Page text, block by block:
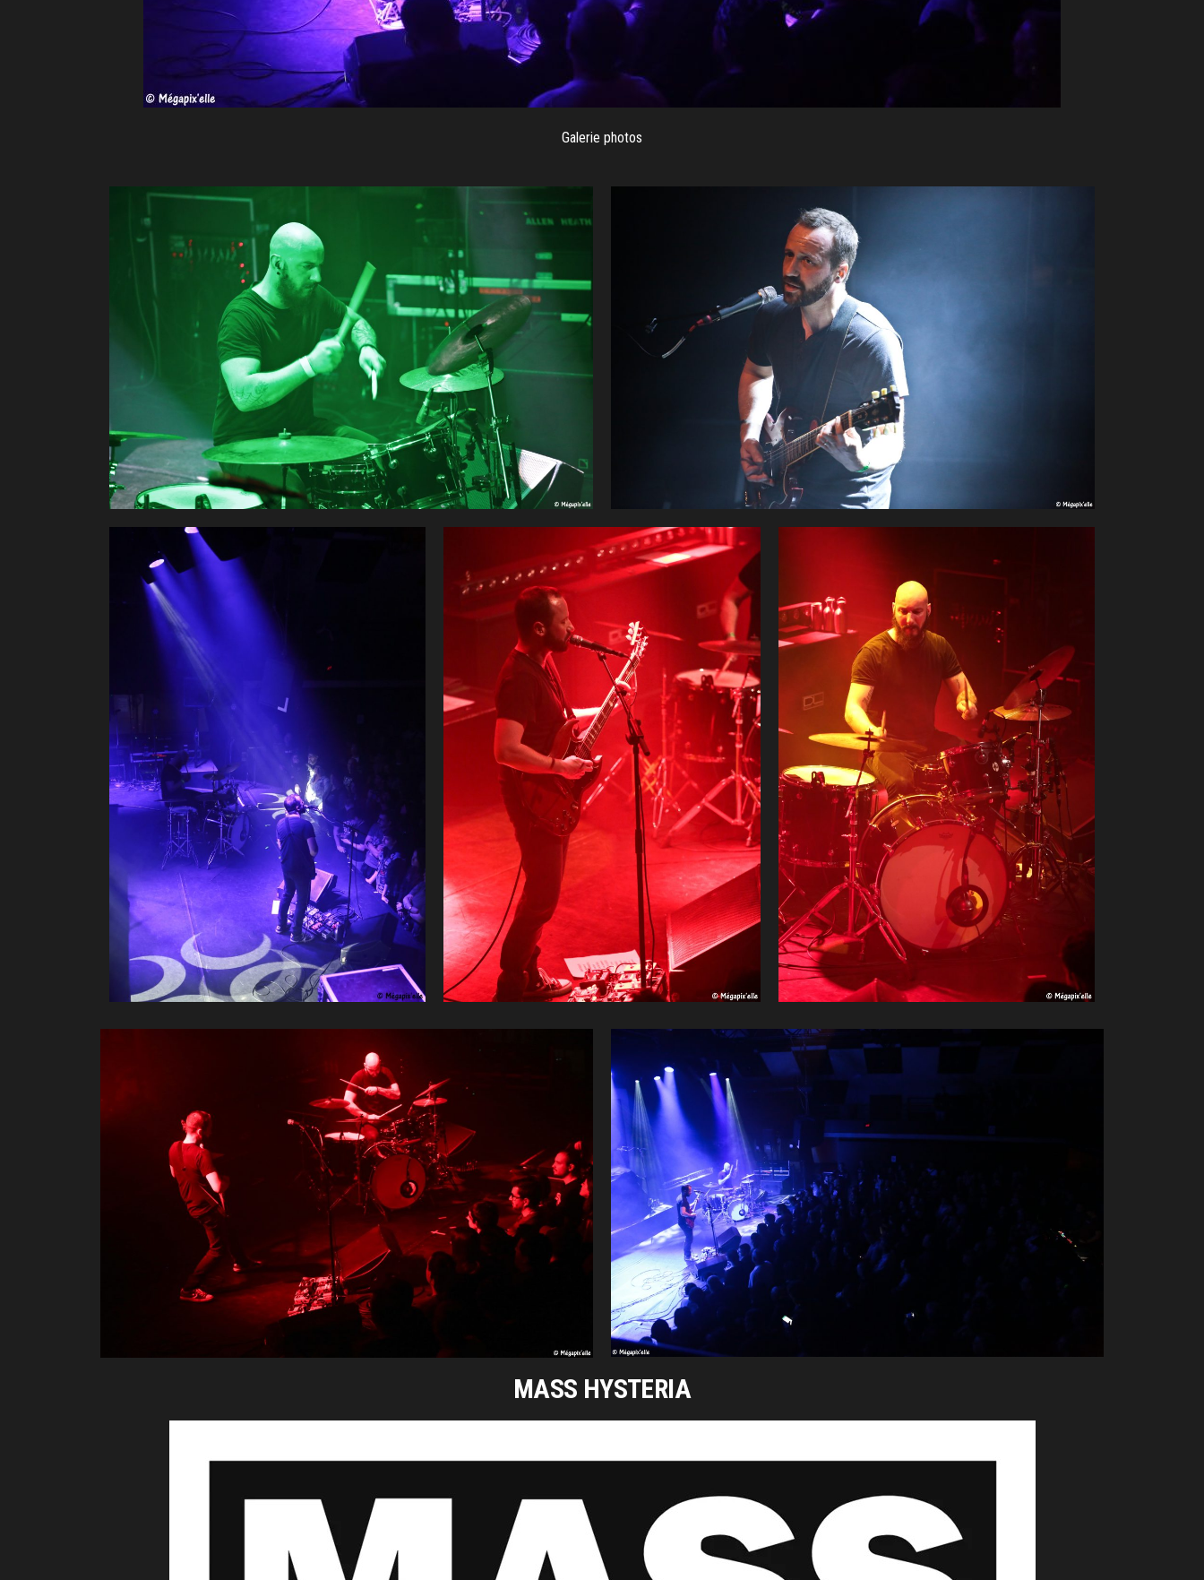
Galerie photos
MASS HYSTERIA